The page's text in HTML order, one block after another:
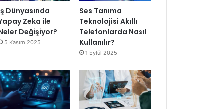
Dünyasında
Zeka ile
Değişiyor?
5 Kasım 2025
Ses Tanıma
Teknolojisi Akıllı
Telefonlarda Nasıl
Kullanılır?
1 Eylül 2025